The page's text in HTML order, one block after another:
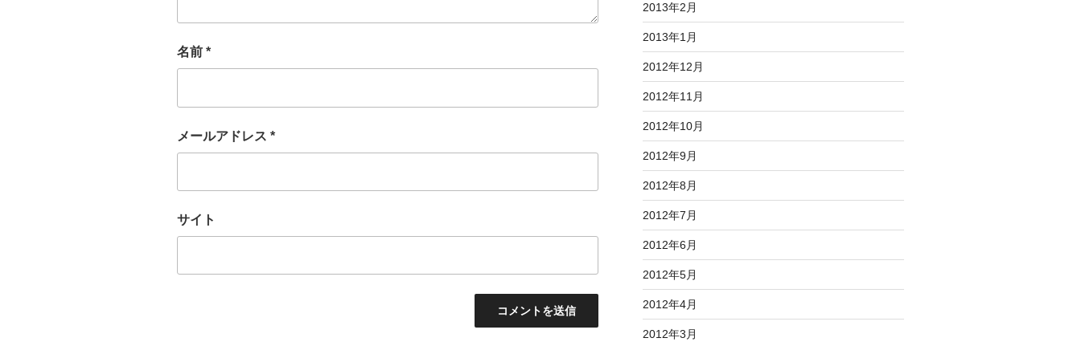
名前 *
メールアドレス *
サイト
2013年2月
2013年1月
2012年12月
2012年11月
2012年10月
2012年9月
2012年8月
2012年7月
2012年6月
2012年5月
2012年4月
2012年3月